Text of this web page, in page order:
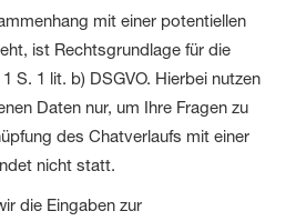
mit einer potentiellen
ist Rechtsgrundlage für die
S. 1 lit. b) DSGVO. Hierbei nutzen
Daten nur, um Ihre Fragen zu
des Chatverlaufs mit einer
nicht statt.
die Eingaben zur